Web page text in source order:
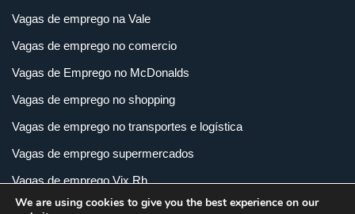
Vagas de emprego na Vale
Vagas de emprego no comercio
Vagas de Emprego no McDonalds
Vagas de emprego no shopping
Vagas de emprego no transportes e logística
Vagas de emprego supermercados
Vagas de emprego Vix Rh
Vagas de empregos em imobiliária
We are using cookies to give you the best experience on our